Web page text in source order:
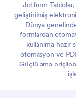
Jotform
geliştirilmiş
Dünya
formlardan
kullanıma hazır
otomasyon ve
Güçlü ama